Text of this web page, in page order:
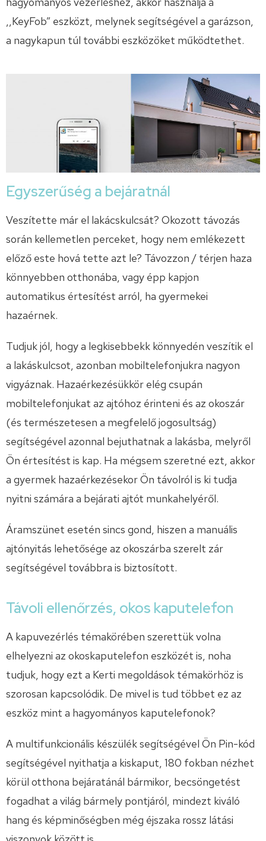
,,KeyFob” eszközt, melynek segítségével a garázson,
a nagykapun túl további eszközöket működtethet.
Egyszerűség a bejáratnál
Veszítette már el lakácskulcsát? Okozott távozás
során kellemetlen perceket, hogy nem emlékezett
előző este hová tette azt le? Távozzon / térjen haza
könnyebben otthonába, vagy épp kapjon
automatikus értesítést arról, ha gyermekei
hazaérnek.
Tudjuk jól, hogy a legkisebbekk könnyedén veszítik el
a lakáskulcsot, azonban mobiltelefonjukra nagyon
vigyáznak. Hazaérkezésükkör elég csupán
mobiltelefonjukat az ajtóhoz érinteni és az okoszár
(és természetesen a megfelelő jogosultság)
segítségével azonnal bejuthatnak a lakásba, melyről
Ön értesítést is kap. Ha mégsem szeretné ezt, akkor
a gyermek hazaérkezésekor Ön távolról is ki tudja
nyitni számára a bejárati ajtót munkahelyéről.
Áramszünet esetén sincs gond, hiszen a manuális
ajtónyitás lehetősége az okoszárba szerelt zár
segítségével továbbra is biztosított.
Távoli ellenőrzés, okos kaputelefon
A kapuvezérlés témakörében szerettük volna
elhelyezni az okoskaputelefon eszközét is, noha
tudjuk, hogy ezt a Kerti megoldások témakörhöz is
szorosan kapcsolódik. De mivel is tud többet ez az
eszköz mint a hagyományos kaputelefonok?
A multifunkcionális készülék segítségével Ön Pin-kód
segítségével nyithatja a kiskaput, 180 fokban nézhet
körül otthona bejáratánál bármikor, becsöngetést
fogadhat a világ bármely pontjáról, mindezt kiváló
hang és képminőségben még éjszaka rossz látási